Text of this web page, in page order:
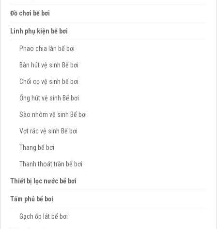
Đồ chơi bể bơi
Linh phụ kiện bể bơi
Phao chia làn bể bơi
Bàn hút vệ sinh Bể bơi
Chổi cọ vệ sinh bể bơi
Ống hút vệ sinh Bể bơi
Sào nhôm vệ sinh Bể bơi
Vợt rác vệ sinh Bể bơi
Thang bể bơi
Thanh thoát tràn bể bơi
Thiết bị lọc nước bể bơi
Tấm phủ bể bơi
Gạch ốp lát bể bơi